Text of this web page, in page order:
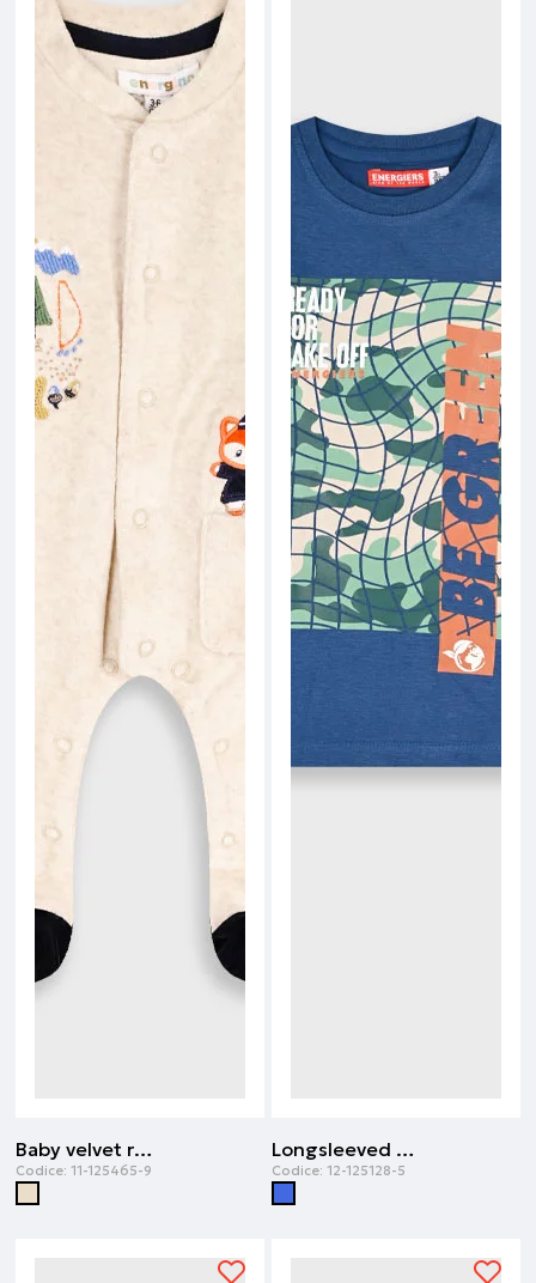
Baby velvet romper | Vaniglia melange
Codice: 11-125465-9
Longsleeved t-shirt | Blu reale
Codice: 12-125128-5